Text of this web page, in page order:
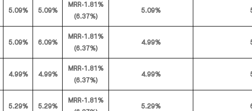
5.09% 5.09%
MRR-1.81%
(6.37%)
5.09%
5.09% 6.09%
MRR-1.81%
(6.37%)
4.99%
4.99% 4.99%
MRR-1.81%
(6.37%)
4.99%
5.29% 5.29%
MRR-1.81%
5.29%